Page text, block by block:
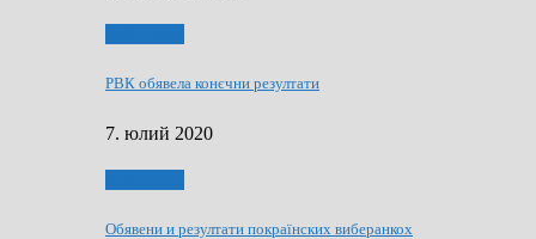
РВК обявела конєчни резултати
7. юлий 2020
Обявени и резултати покраїнских виберанкох